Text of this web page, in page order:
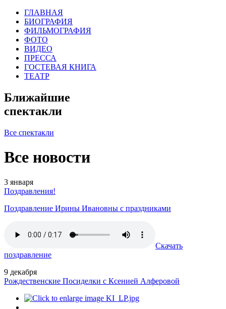
ГЛАВНАЯ
БИОГРАФИЯ
ФИЛЬМОГРАФИЯ
ФОТО
ВИДЕО
ПРЕССА
ГОСТЕВАЯ КНИГА
ТЕАТР
Ближайшие
спектакли
Все спектакли
Все новости
3 января
Поздравления!
Поздравление Ирины Ивановны с праздниками
Скачать
поздравление
9 декабря
Рождественские Посиделки с Ксенией Алферовой